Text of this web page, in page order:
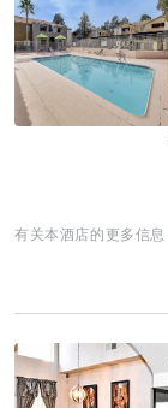
有关本酒店的更多信息